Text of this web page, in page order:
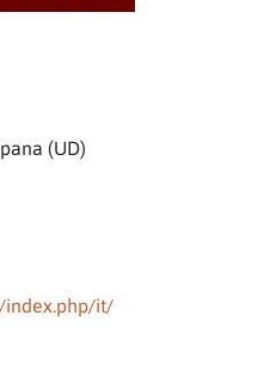
(UD)
index.php/it/